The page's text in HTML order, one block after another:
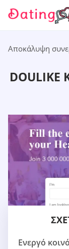
Αποκάλυψη
DOULIKE
Ενεργό κοινό